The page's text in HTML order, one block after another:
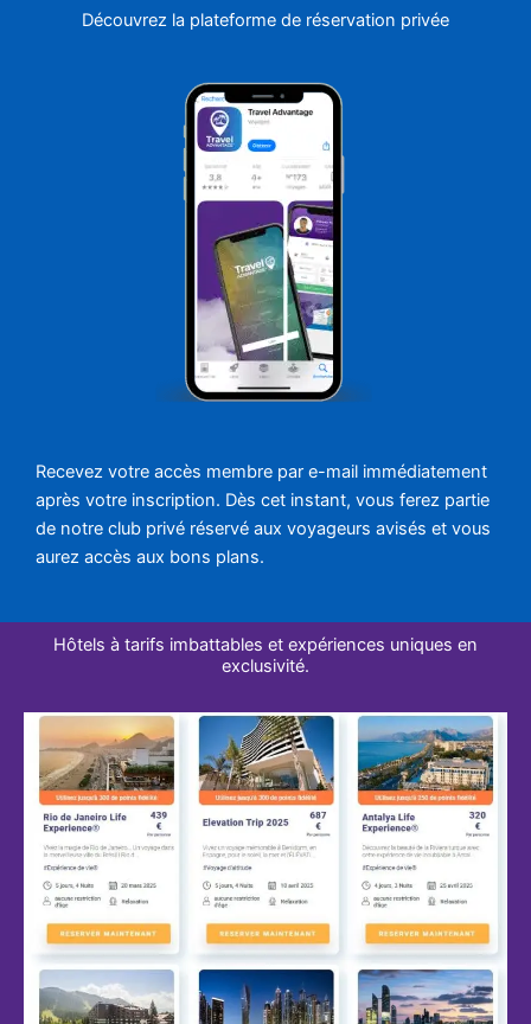
Découvrez la plateforme de réservation privée
Recevez votre accès membre par e-mail immédiatement
après votre inscription. Dès cet instant, vous ferez partie
de notre club privé réservé aux voyageurs avisés et vous
aurez accès aux bons plans.
Hôtels à tarifs imbattables et expériences uniques en
exclusivité.